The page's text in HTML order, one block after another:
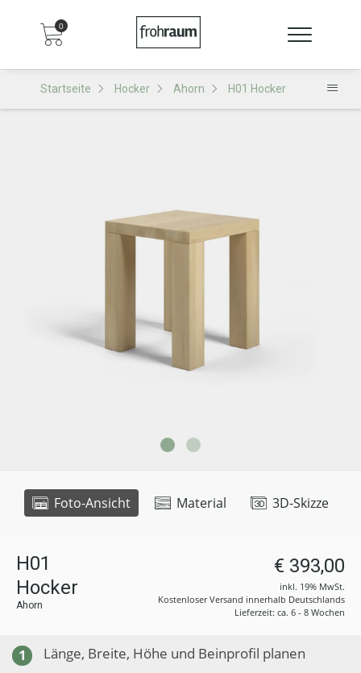
0
Startseite Hocker Ahorn H01 Hocker
Foto-Ansicht Material 3D-Skizze
H01
Hocker
Ahorn
€ 393,00
inkl. 19% MwSt.
Kostenloser Versand innerhalb Deutschlands
Lieferzeit: ca. 6 - 8 Wochen
1 Länge, Breite, Höhe und Beinprofil planen